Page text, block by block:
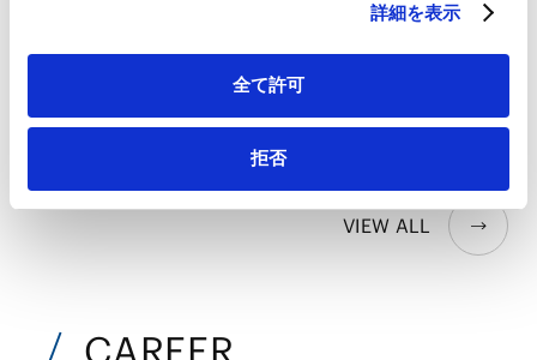
詳細を表示
全て許可
拒否
M&A実務の基礎〔第3版〕
2025.12.29 著書
VIEW ALL